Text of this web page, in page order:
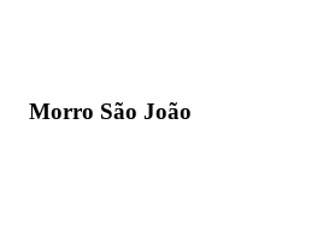
Morro São João